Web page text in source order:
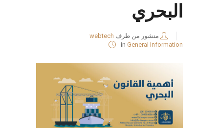
البحري
منشور من طرف webtech
in General Information